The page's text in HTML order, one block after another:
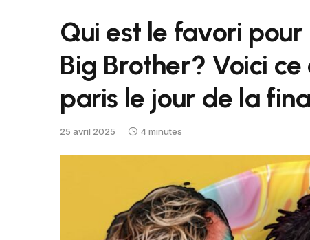
Qui est le favori
Big Brother? Voici
paris le jour de la
25 avril 2025 4 minutes